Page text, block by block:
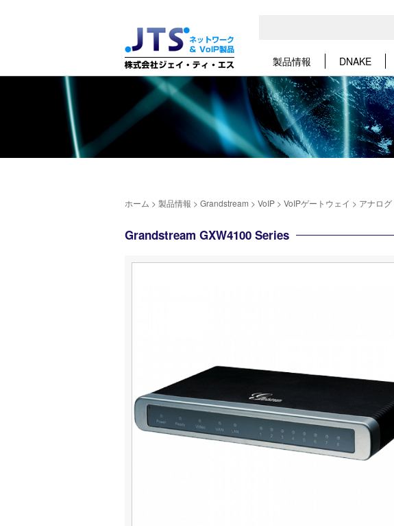
製品情報 DNAKE
ホーム > 製品情報 > Grandstream > VoIP > VoIPゲートウェイ > アナログ
Grandstream GXW4100 Series